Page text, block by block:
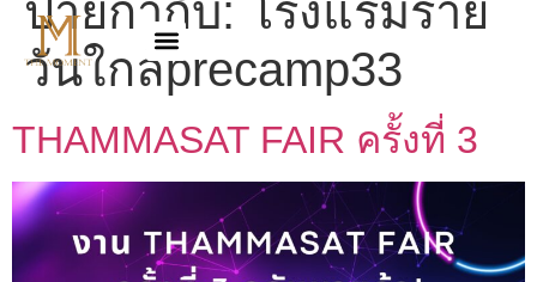
ป้ายกำกับ: โรงแรมราย
วันใกล้precamp33
THAMMASAT FAIR ครั้งที่ 3